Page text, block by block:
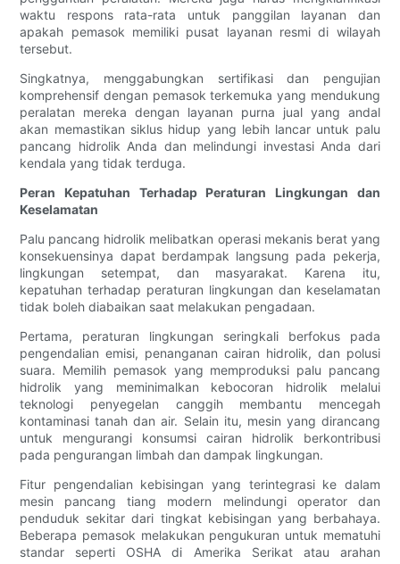
waktu respons rata-rata untuk panggilan layanan dan
apakah pemasok memiliki pusat layanan resmi di wilayah
tersebut.
Singkatnya, menggabungkan sertifikasi dan pengujian
komprehensif dengan pemasok terkemuka yang mendukung
peralatan mereka dengan layanan purna jual yang andal
akan memastikan siklus hidup yang lebih lancar untuk palu
pancang hidrolik Anda dan melindungi investasi Anda dari
kendala yang tidak terduga.
Peran Kepatuhan Terhadap Peraturan Lingkungan dan
Keselamatan
Palu pancang hidrolik melibatkan operasi mekanis berat yang
konsekuensinya dapat berdampak langsung pada pekerja,
lingkungan setempat, dan masyarakat. Karena itu,
kepatuhan terhadap peraturan lingkungan dan keselamatan
tidak boleh diabaikan saat melakukan pengadaan.
Pertama, peraturan lingkungan seringkali berfokus pada
pengendalian emisi, penanganan cairan hidrolik, dan polusi
suara. Memilih pemasok yang memproduksi palu pancang
hidrolik yang meminimalkan kebocoran hidrolik melalui
teknologi penyegelan canggih membantu mencegah
kontaminasi tanah dan air. Selain itu, mesin yang dirancang
untuk mengurangi konsumsi cairan hidrolik berkontribusi
pada pengurangan limbah dan dampak lingkungan.
Fitur pengendalian kebisingan yang terintegrasi ke dalam
mesin pancang tiang modern melindungi operator dan
penduduk sekitar dari tingkat kebisingan yang berbahaya.
Beberapa pemasok melakukan pengukuran untuk mematuhi
standar seperti OSHA di Amerika Serikat atau arahan